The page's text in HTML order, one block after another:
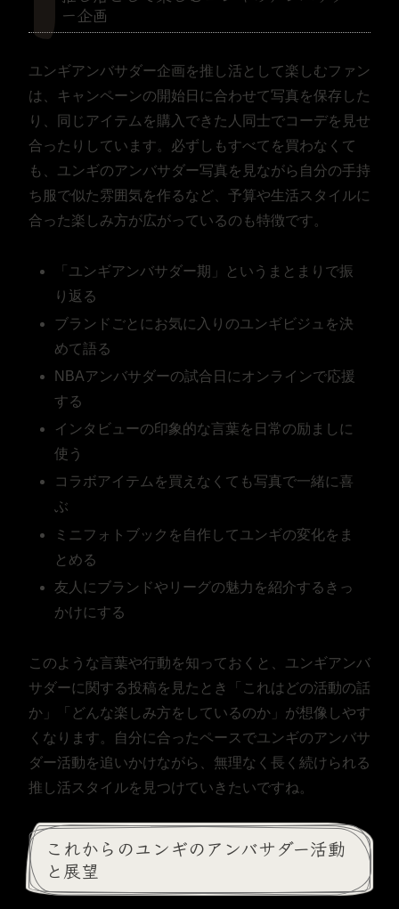
ー企画
ユンギアンバサダー企画を推し活として楽しむファン
は、キャンペーンの開始日に合わせて写真を保存した
り、同じアイテムを購入できた人同士でコーデを見せ
合ったりしています。必ずしもすべてを買わなくて
も、ユンギのアンバサダー写真を見ながら自分の手持
ち服で似た雰囲気を作るなど、予算や生活スタイルに
合った楽しみ方が広がっているのも特徴です。
「ユンギアンバサダー期」というまとまりで振
り返る
ブランドごとにお気に入りのユンギビジュを決
めて語る
NBAアンバサダーの試合日にオンラインで応援
する
インタビューの印象的な言葉を日常の励ましに
使う
コラボアイテムを買えなくても写真で一緒に喜
ぶ
ミニフォトブックを自作してユンギの変化をま
とめる
友人にブランドやリーグの魅力を紹介するきっ
かけにする
このような言葉や行動を知っておくと、ユンギアンバ
サダーに関する投稿を見たとき「これはどの活動の話
か」「どんな楽しみ方をしているのか」が想像しやす
くなります。自分に合ったペースでユンギのアンバサ
ダー活動を追いかけながら、無理なく長く続けられる
推し活スタイルを見つけていきたいですね。
これからのユンギのアンバサダー活動
と展望